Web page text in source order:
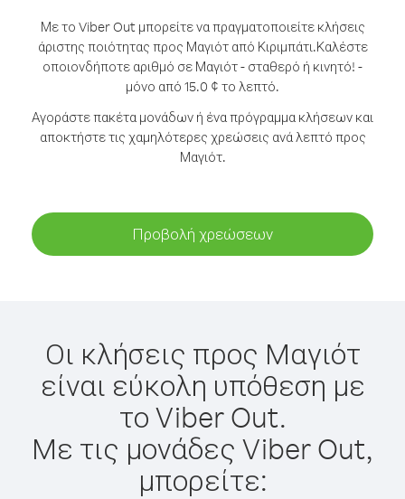
Με το Viber Out μπορείτε να πραγματοποιείτε κλήσεις
άριστης ποιότητας προς Μαγιότ από Κιριμπάτι.Καλέστε
οποιονδήποτε αριθμό σε Μαγιότ - σταθερό ή κινητό! -
μόνο από 15.0 ¢ το λεπτό.
Αγοράστε πακέτα μονάδων ή ένα πρόγραμμα κλήσεων και
αποκτήστε τις χαμηλότερες χρεώσεις ανά λεπτό προς
Μαγιότ.
Προβολή χρεώσεων
Οι κλήσεις προς Μαγιότ
είναι εύκολη υπόθεση με
το Viber Out.
Με τις μονάδες Viber Out,
μπορείτε: